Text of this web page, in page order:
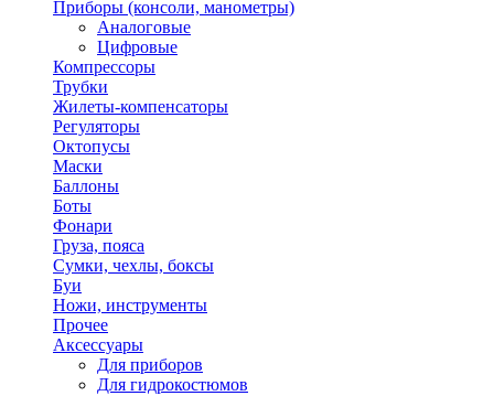
Приборы (консоли, манометры)
Аналоговые
Цифровые
Компрессоры
Трубки
Жилеты-компенсаторы
Регуляторы
Октопусы
Маски
Баллоны
Боты
Фонари
Груза, пояса
Сумки, чехлы, боксы
Буи
Ножи, инструменты
Прочее
Аксессуары
Для приборов
Для гидрокостюмов